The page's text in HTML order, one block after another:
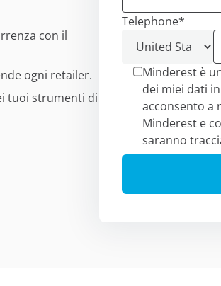
con il
ogni retailer.
tuoi strumenti di
Telephone*
Minderest è
dei miei dati
acconsento a
Minderest e
saranno